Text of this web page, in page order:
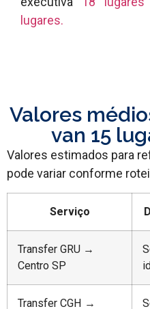
lugares.
Valores
van 15
Valores estimados para
pode variar conforme
Serviço
Transfer GRU →
Centro SP
Transfer CGH →